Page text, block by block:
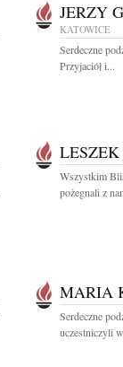
JERZY
KATOWICE
Serdeczne
Przyjaciół i...
Wszystkim
pożegnali z
MARIA
Serdeczne
uczestniczyli